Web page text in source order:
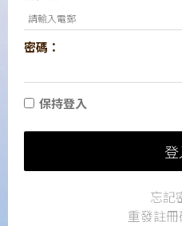
密碼：
保持登入
登
忘記
重發註